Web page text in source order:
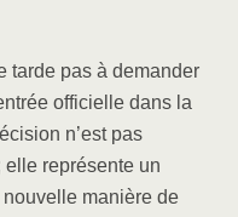
tarde pas à demander
officielle dans la
n’est pas
représente un
manière de